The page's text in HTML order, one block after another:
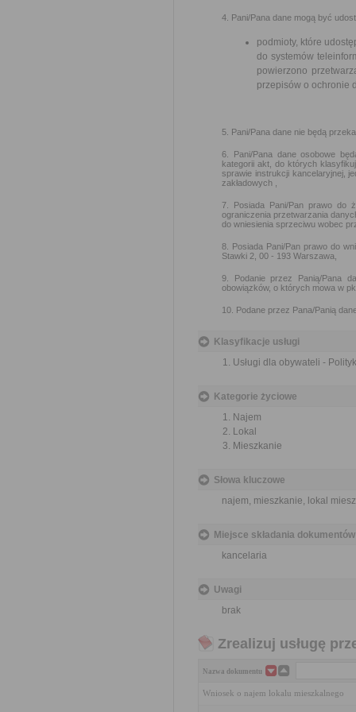
4. Pani/Pana dane mogą być
podmioty, które
do systemów
powierzono
przepisów o ochronie
5. Pani/Pana dane nie będą
6. Pani/Pana dane osobowe
kategorii akt, do których
sprawie instrukcji kancelaryjnej,
zakładowych ,
7. Posiada Pani/Pan prawo do
ograniczenia przetwarzania
do wniesienia sprzeciwu wobec
8. Posiada Pani/Pan prawo do
Stawki 2, 00 - 193 Warszawa,
9. Podanie przez Panią/Pana
obowiązków, o których mowa w
10. Podane przez Pana/Panią
Klasyfikacje usługi
Usługi dla obywateli -
Kategorie życiowe
Najem
Lokal
Mieszkanie
Słowa kluczowe
najem, mieszkanie, lokal
Miejsce składania dokumentów
kancelaria
Uwagi
brak
Zrealizuj usługę
Nazwa dokumentu
Wniosek o najem lokalu mieszkalnego